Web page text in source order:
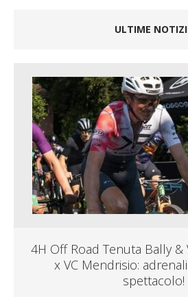
ULTIME
4H Off Road Tenuta Bally
x VC Mendrisio:
spettacolo!